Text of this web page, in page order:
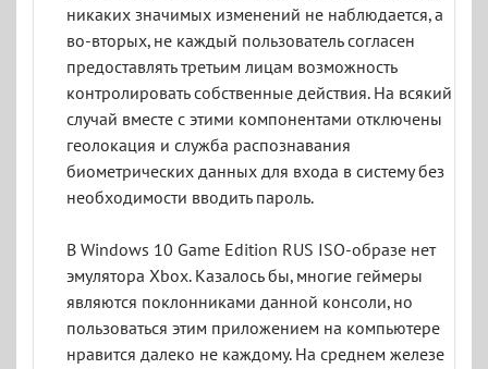
никаких значимых изменений не наблюдается, а
во-вторых, не каждый пользователь согласен
предоставлять третьим лицам возможность
контролировать собственные действия. На всякий
случай вместе с этими компонентами отключены
геолокация и служба распознавания
биометрических данных для входа в систему без
необходимости вводить пароль.
В Windows 10 Game Edition RUS ISO-образе нет
эмулятора Xbox. Казалось бы, многие геймеры
являются поклонниками данной консоли, но
пользоваться этим приложением на компьютере
нравится далеко не каждому. На среднем железе